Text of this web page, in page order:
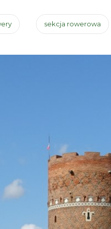
sekcja rowerowa